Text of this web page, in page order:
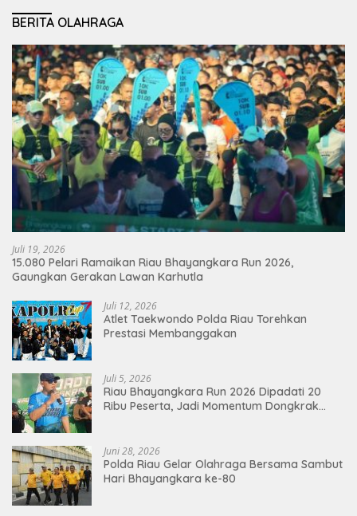
BERITA OLAHRAGA
Juli 19, 2026
15.080 Pelari Ramaikan Riau Bhayangkara Run 2026,
Gaungkan Gerakan Lawan Karhutla
Juli 12, 2026
Atlet Taekwondo Polda Riau Torehkan
Prestasi Membanggakan
Juli 5, 2026
Riau Bhayangkara Run 2026 Dipadati 20
Ribu Peserta, Jadi Momentum Dongkrak
Juni 28, 2026
Polda Riau Gelar Olahraga Bersama Sambut
Hari Bhayangkara ke-80